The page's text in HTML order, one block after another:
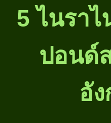
5 ไนราไ
ปอนด์
อั